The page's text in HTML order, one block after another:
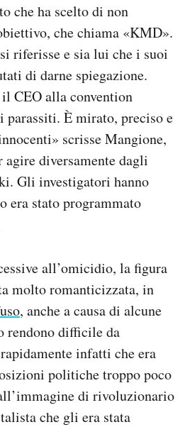
che ha scelto di non
che chiama «KMD».
riferisse e sia lui che i suoi
di darne spiegazione.
CEO alla convention
parassiti. È mirato, preciso e
scrisse Mangione,
diversamente dagli
Gli investigatori hanno
era stato programmato
all’omicidio, la figura
molto romanticizzata, in
, anche a causa di alcune
rendono difficile da
infatti che era
politiche troppo poco
di rivoluzionario
che gli era stata